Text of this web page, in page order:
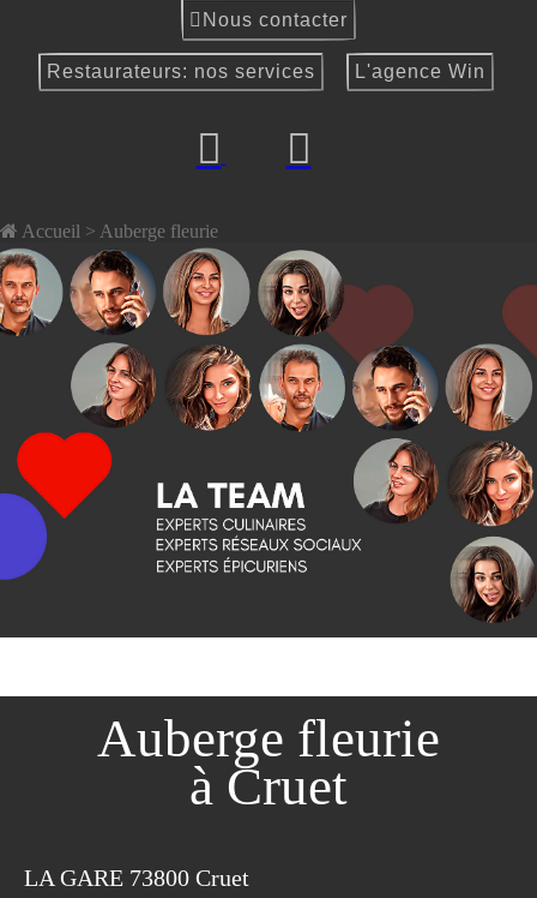
Nous contacter
Restaurateurs: nos services L'agence Win
Accueil > Auberge fleurie
Auberge fleurie
à Cruet
LA GARE 73800 Cruet